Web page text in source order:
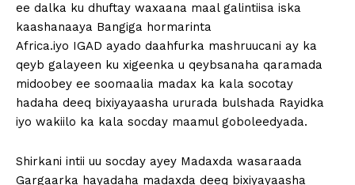
ee dalka ku dhuftay waxaana maal galintiisa iska
kaashanaaya Bangiga hormarinta
Africa.iyo IGAD ayado daahfurka mashruucani ay ka
qeyb galayeen ku xigeenka u qeybsanaha qaramada
midoobey ee soomaalia madax ka kala socotay
hadaha deeq bixiyayaasha ururada bulshada Rayidka
iyo wakiilo ka kala socday maamul goboleedyada.
Shirkani intii uu socday ayey Madaxda wasaraada
Gargaarka hayadaha madaxda deeq bixiyayaasha